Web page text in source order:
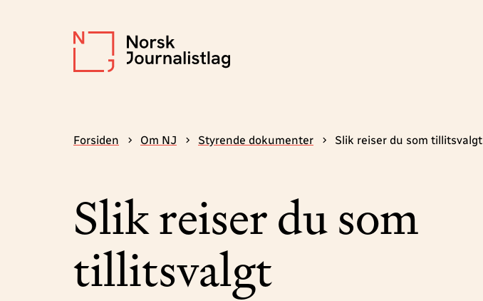
Forsiden Om NJ Styrende dokumenter Slik reiser du som tillitsvalgt
Slik reiser du som
tillitsvalgt